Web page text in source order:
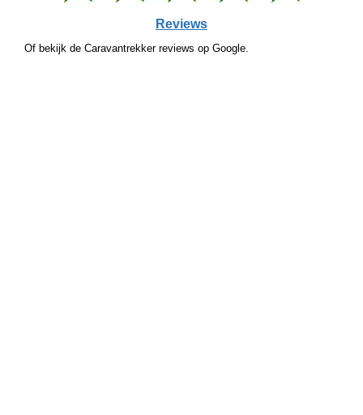
Reviews
Of bekijk de Caravantrekker reviews op Google.